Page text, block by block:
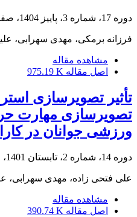
دوره 17، شماره 3، پاییز 1404، صفحه
فرزانه برمکی، مهدی سهرابی،
مشاهده مقاله
اصل مقاله 975.19 K
تأثیر تصویرسازی
تصویرسازی مهارت
ورزشی جوانان در
دوره 14، شماره 2، تابستان 1401، صفحه
علی فتحی زاده، مهدی سهرابی،
مشاهده مقاله
اصل مقاله 390.74 K